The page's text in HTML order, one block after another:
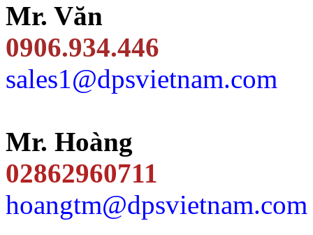
Mr. Văn
0906.934.446
sales1@dpsvietnam.com
Mr. Hoàng
02862960711
hoangtm@dpsvietnam.com